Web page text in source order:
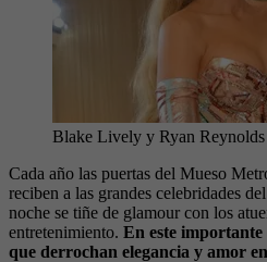
Blake Lively y Ryan Reynolds
Cada año las puertas del Mueso
reciben a las grandes celebridades
noche se tiñe de glamour con los
entretenimiento. En este importante
que derrochan elegancia y amor